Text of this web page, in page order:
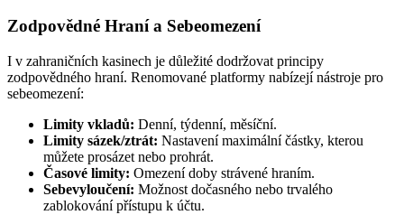
Zodpovědné Hraní a Sebeomezení
I v zahraničních kasinech je důležité dodržovat principy
zodpovědného hraní. Renomované platformy nabízejí nástroje pro
sebeomezení:
Limity vkladů: Denní, týdenní, měsíční.
Limity sázek/ztrát: Nastavení maximální částky, kterou
můžete prosázet nebo prohrát.
Časové limity: Omezení doby strávené hraním.
Sebevyloučení: Možnost dočasného nebo trvalého
zablokování přístupu k účtu.